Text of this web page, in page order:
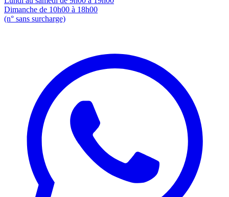
Dimanche de 10h00 à 18h00
(n° sans surcharge)